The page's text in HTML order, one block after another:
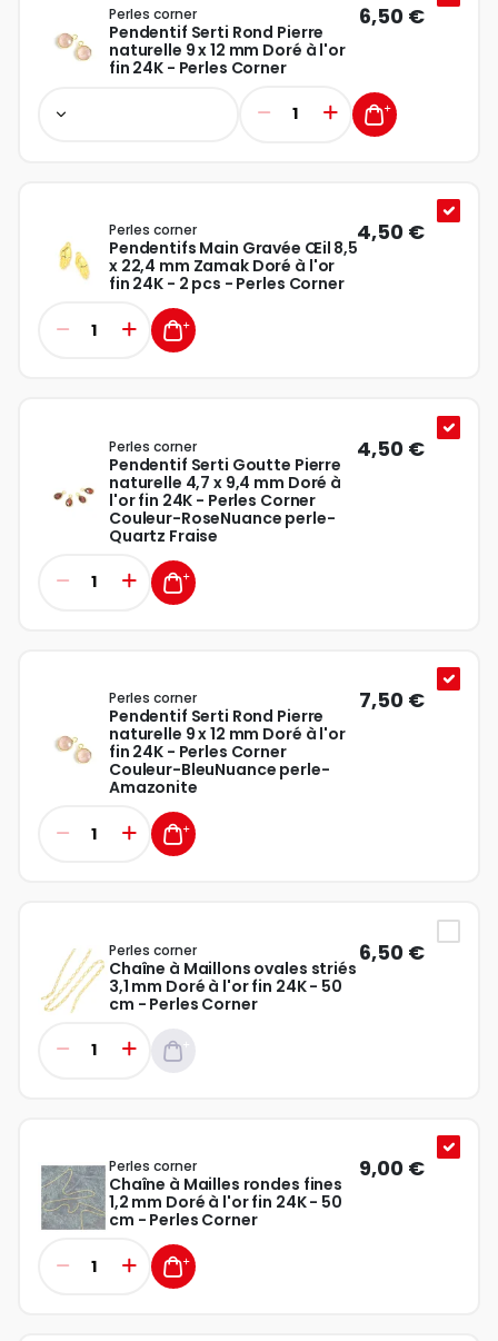
Perles corner
Pendentif Serti Rond Pierre
naturelle 9 x 12 mm Doré à l'or
fin 24K - Perles Corner
6,50 €
Perles corner
Pendentifs Main Gravée Œil 8,5
x 22,4 mm Zamak Doré à l'or
fin 24K - 2 pcs - Perles Corner
4,50 €
Perles corner
Pendentif Serti Goutte Pierre
naturelle 4,7 x 9,4 mm Doré à
l'or fin 24K - Perles Corner
Couleur-RoseNuance perle-
Quartz Fraise
4,50 €
Perles corner
Pendentif Serti Rond Pierre
naturelle 9 x 12 mm Doré à l'or
fin 24K - Perles Corner
Couleur-BleuNuance perle-
Amazonite
7,50 €
Perles corner
Chaîne à Maillons ovales striés
3,1 mm Doré à l'or fin 24K - 50
cm - Perles Corner
6,50 €
Perles corner
Chaîne à Mailles rondes fines
1,2 mm Doré à l'or fin 24K - 50
cm - Perles Corner
9,00 €